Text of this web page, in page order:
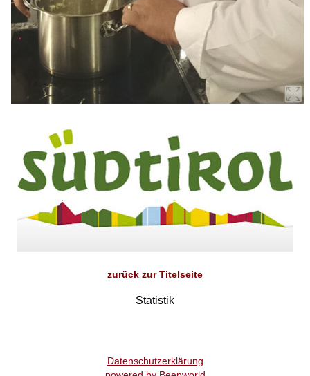
zurück zur Titelseite
Statistik
Datenschutzerklärung